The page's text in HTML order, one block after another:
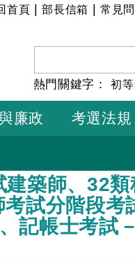
首頁 |部長信箱 常見
熱門關鍵字：初
廉政 考選法規
築師、32類
試分階段考
記帳士考試